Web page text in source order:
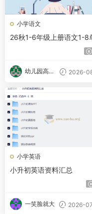
小学语文
26秋1-6年级上册语文1-8
幼儿园高材
2026-
小学英语
小升初英语资料汇总
一笑脸就大 2026-